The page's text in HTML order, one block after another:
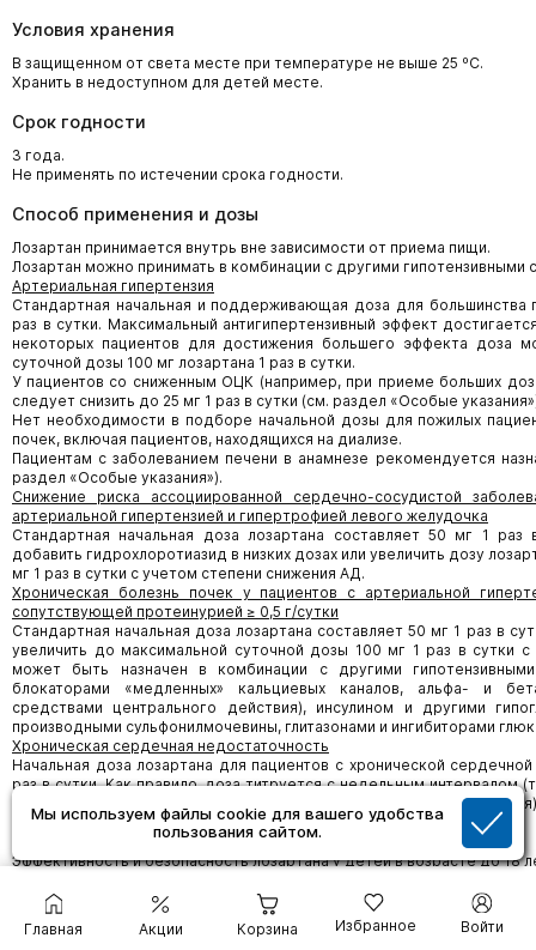
Мы используем файлы cookie для вашего удобства
пользования сайтом.
Главная Акции Корзина Избранное Войти
Условия хранения
В защищенном от света месте при температуре не выше 25 ºС.
Хранить в недоступном для детей месте.
Срок годности
3 года.
Не применять по истечении срока годности.
Способ применения и дозы
Лозартан принимается внутрь вне зависимости от приема пищи.
Лозартан можно принимать в комбинации с другими гипотензивными
Артериальная гипертензия
Стандартная начальная и поддерживающая доза для большинства
раз в сутки. Максимальный антигипертензивный эффект
некоторых пациентов для достижения большего эффекта доза
суточной дозы 100 мг лозартана 1 раз в сутки.
У пациентов со сниженным ОЦК (например, при приеме больших
следует снизить до 25 мг 1 раз в сутки (см. раздел «Особые
Нет необходимости в подборе начальной дозы для пожилых
почек, включая пациентов, находящихся на диализе.
Пациентам с заболеванием печени в анамнезе рекомендуется
раздел «Особые указания»).
Снижение риска ассоциированной сердечно-сосудистой
артериальной гипертензией и гипертрофией левого желудочка
Стандартная начальная доза лозартана составляет 50 мг 1
добавить гидрохлоротиазид в низких дозах или увеличить дозу
мг 1 раз в сутки с учетом степени снижения АД.
Хроническая болезнь почек у пациентов с артериальной
сопутствующей протеинурией ≥ 0,5 г/сутки
Стандартная начальная доза лозартана составляет 50 мг 1 раз в
увеличить до максимальной суточной дозы 100 мг 1 раз в сутки
может быть назначен в комбинации с другими
блокаторами «медленных» кальциевых каналов, альфа- и
средствами центрального действия), инсулином и другими
производными сульфонилмочевины, глитазонами и ингибиторами
Хроническая сердечная недостаточность
Начальная доза лозартана для пациентов с хронической
раз в сутки. Как правило, доза титруется с недельным интервалом
сутки, 100 мг/сутки, до максимальной (только для данного
от индивидуальной переносимости.
Эффективность и безопасность лозартана у детей в возрасте до 18
Форма выпуска
Таблетки, покрытые пленочной оболочкой 12,5 мг, 50 мг и 100 мг.